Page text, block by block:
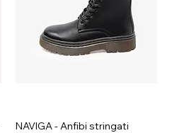
NAVIGA - Anfibi stringati